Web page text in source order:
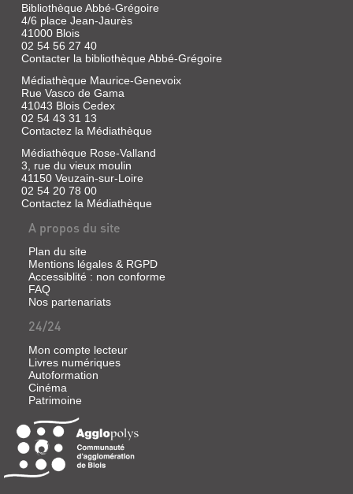
Bibliothèque Abbé-Grégoire
4/6 place Jean-Jaurès
41000 Blois
02 54 56 27 40
Contacter la bibliothèque Abbé-Grégoire
Médiathèque Maurice-Genevoix
Rue Vasco de Gama
41043 Blois Cedex
02 54 43 31 13
Contactez la Médiathèque
Médiathèque Rose-Valland
3, rue du vieux moulin
41150 Veuzain-sur-Loire
02 54 20 78 00
Contactez la Médiathèque
A propos du site
Plan du site
Mentions légales & RGPD
Accessiblité : non conforme
FAQ
Nos partenariats
24/24
Mon compte lecteur
Livres numériques
Autoformation
Cinéma
Patrimoine